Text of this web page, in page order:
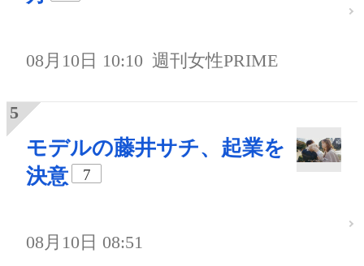
08月10日 10:10 週刊女性PRIME
モデルの藤井サチ、起業を
決意
7
08月10日 08:51